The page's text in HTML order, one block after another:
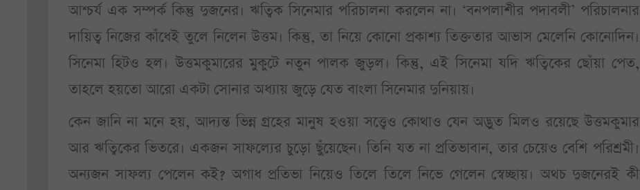
আশ্চর্য এক সম্পর্ক কিন্তু দুজনের। ঋত্বিক সিনেমার পরিচালনা করলেন না। ‘বনপলাশীর পদাবলী’ পরিচালনার
দায়িত্ব নিজের কাঁধেই তুলে নিলেন উত্তম। কিন্তু, তা নিয়ে কোনো প্রকাশ্য তিক্ততার আভাস মেলেনি কোনোদিন।
সিনেমা হিটও হল। উত্তমকুমারের মুকুটে নতুন পালক জুড়ল। কিন্তু, এই সিনেমা যদি ঋত্বিকের ছোঁয়া পেত,
তাহলে হয়তো আরো একটা সোনার অধ্যায় জুড়ে যেত বাংলা সিনেমার দুনিয়ায়।
কেন জানি না মনে হয়, আদ্যন্ত ভিন্ন গ্রহের মানুষ হওয়া সত্ত্বেও কোথাও যেন অদ্ভুত মিলও রয়েছে উত্তমকুমার
আর ঋত্বিকের ভিতরে। একজন সাফল্যের চুড়ো ছুঁয়েছেন। তিনি যত না প্রতিভাবান, তার চেয়েও বেশি পরিশ্রমী।
অন্যজন সাফল্য পেলেন কই? অগাধ প্রতিভা নিয়েও তিলে তিলে নিভে গেলেন স্বেচ্ছায়। অথচ দুজনেরই কী